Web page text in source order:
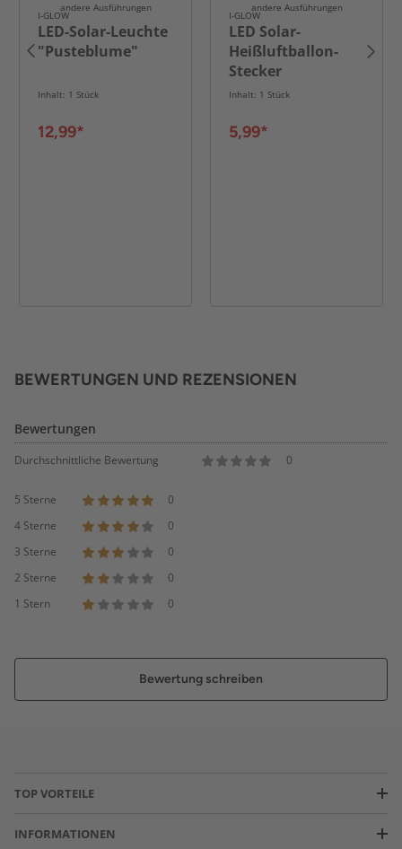
andere Ausführungen
I-GLOW
LED-Solar-Leuchte
"Pusteblume"
Inhalt: 1 Stück
12,99*
andere Ausführungen
I-GLOW
LED Solar-
Heißluftballon-
Stecker
Inhalt: 1 Stück
5,99*
BEWERTUNGEN UND REZENSIONEN
Bewertungen
Durchschnittliche Bewertung 0
5 Sterne
0
4 Sterne
0
3 Sterne
0
2 Sterne
0
1 Stern
0
Bewertung schreiben
TOP VORTEILE
INFORMATIONEN